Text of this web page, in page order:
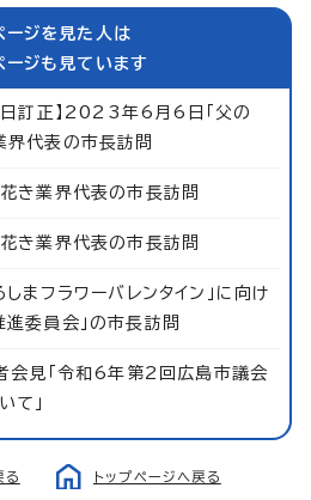
ージを見た人は
ージも見ています
日訂正】2023年6月6日「父の
界代表の市長訪問
花き業界代表の市長訪問
花き業界代表の市長訪問
フラワーバレンタイン」に向け
進委員会」の市長訪問
見「令和6年第2回広島市議会
て」
る トップページへ戻る